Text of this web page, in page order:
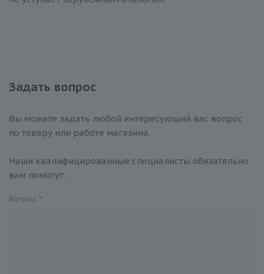
Задать вопрос
Вы можете задать любой интересующий вас вопрос
по товару или работе магазина.
Наши квалифицированные специалисты обязательно
вам помогут.
Вопрос *